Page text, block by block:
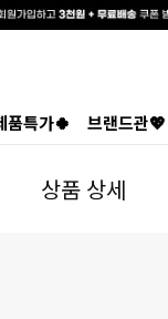
품특가🍀 브랜드관💖
상품 상세